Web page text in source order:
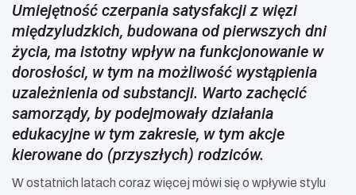
Umiejętność czerpania satysfakcji z więzi
międzyludzkich, budowana od pierwszych dni
życia, ma istotny wpływ na funkcjonowanie w
dorosłości, w tym na możliwość wystąpienia
uzależnienia od substancji. Warto zachęcić
samorządy, by podejmowały działania
edukacyjne w tym zakresie, w tym akcje
kierowane do (przyszłych) rodziców.
W ostatnich latach coraz więcej mówi się o wpływie stylu